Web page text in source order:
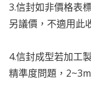
3.信封如非價格表
另議價，不適用此
4.信封成型若加工
精準度問題，